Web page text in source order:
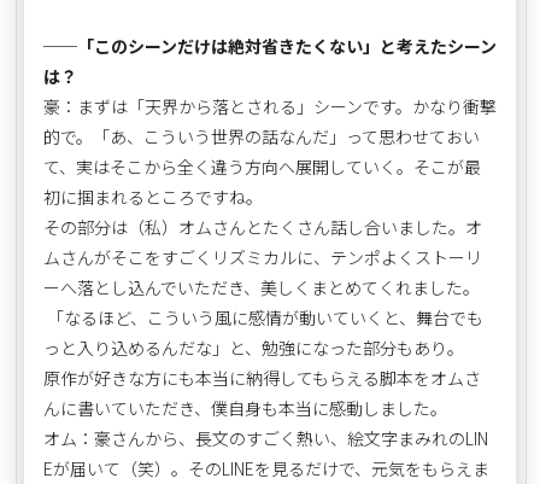
──「このシーンだけは絶対省きたくない」と考えたシーン
は？
豪：まずは「天界から落とされる」シーンです。かなり衝撃
的で。「あ、こういう世界の話なんだ」って思わせておい
て、実はそこから全く違う方向へ展開していく。そこが最
初に掴まれるところですね。
その部分は（私）オムさんとたくさん話し合いました。オ
ムさんがそこをすごくリズミカルに、テンポよくストーリ
ーへ落とし込んでいただき、美しくまとめてくれました。
「なるほど、こういう風に感情が動いていくと、舞台でも
っと入り込めるんだな」と、勉強になった部分もあり。
原作が好きな方にも本当に納得してもらえる脚本をオムさ
んに書いていただき、僕自身も本当に感動しました。
オム：豪さんから、長文のすごく熱い、絵文字まみれのLIN
Eが届いて（笑）。そのLINEを見るだけで、元気をもらえま